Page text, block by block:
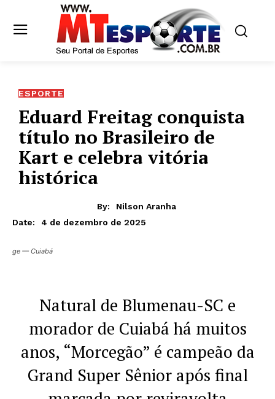
ESPORTE
Eduard Freitag conquista
título no Brasileiro de
Kart e celebra vitória
histórica
By:
Nilson Aranha
Date:
4 de dezembro de 2025
ge — Cuiabá
Natural de Blumenau-SC e
morador de Cuiabá há muitos
anos, “Morcegão” é campeão da
Grand Super Sênior após final